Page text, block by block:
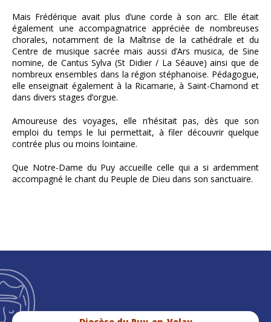
Mais Frédérique avait plus d’une corde à son arc. Elle était
également une accompagnatrice appréciée de nombreuses
chorales, notamment de la Maîtrise de la cathédrale et du
Centre de musique sacrée mais aussi d’Ars musica, de Sine
nomine, de Cantus Sylva (St Didier / La Séauve) ainsi que de
nombreux ensembles dans la région stéphanoise. Pédagogue,
elle enseignait également à la Ricamarie, à Saint-Chamond et
dans divers stages d’orgue.
Amoureuse des voyages, elle n’hésitait pas, dès que son
emploi du temps le lui permettait, à filer découvrir quelque
contrée plus ou moins lointaine.
Que Notre-Dame du Puy accueille celle qui a si ardemment
accompagné le chant du Peuple de Dieu dans son sanctuaire.